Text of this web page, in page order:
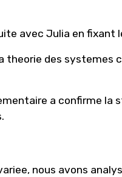
avec Julia en fixant
theorie des systemes
a confirme la
nous avons